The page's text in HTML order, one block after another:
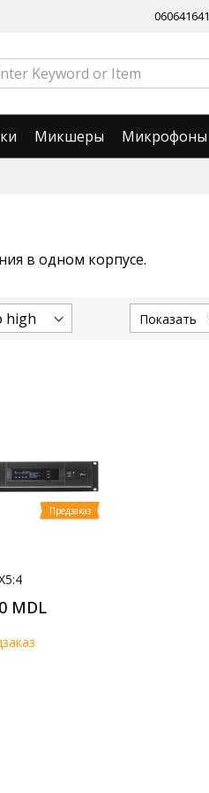
060641641
Микшеры Микрофоны
в одном корпусе.
Показать
Предзаказ
MDL